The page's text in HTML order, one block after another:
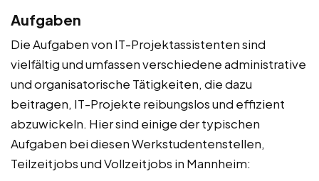
Aufgaben
Die Aufgaben von IT-Projektassistenten sind
vielfältig und umfassen verschiedene administrative
und organisatorische Tätigkeiten, die dazu
beitragen, IT-Projekte reibungslos und effizient
abzuwickeln. Hier sind einige der typischen
Aufgaben bei diesen Werkstudentenstellen,
Teilzeitjobs und Vollzeitjobs in Mannheim: